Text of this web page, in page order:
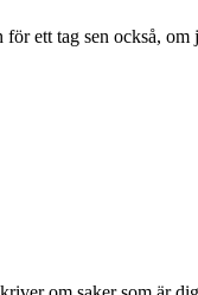
ett tag sen också, om